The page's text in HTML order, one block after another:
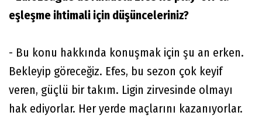
eşleşme ihtimali için düşünceleriniz?
- Bu konu hakkında konuşmak için şu an erken.
Bekleyip göreceğiz. Efes, bu sezon çok keyif
veren, güçlü bir takım. Ligin zirvesinde olmayı
hak ediyorlar. Her yerde maçlarını kazanıyorlar.